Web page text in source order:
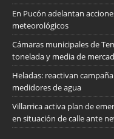
En Pucón adelantan
meteorológicos
Cámaras municipales de
tonelada y media de
Heladas: reactivan
medidores de agua
Villarrica activa plan de
en situación de calle ante